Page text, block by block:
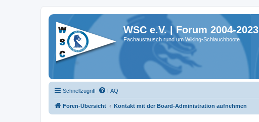
WSC e.V. | Forum 2004-2023
Fachaustausch rund um Wiking-Schlauchboote
Schnellzugriff FAQ
Foren-Übersicht Kontakt mit der Board-Administration aufnehmen